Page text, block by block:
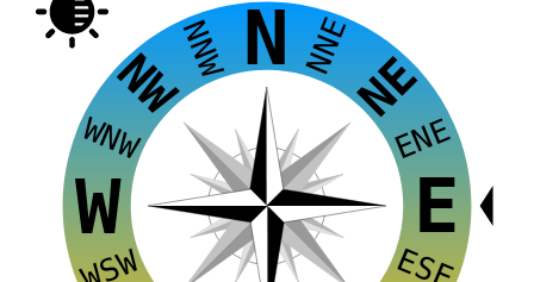
E
W
N
NW NE
NNE
ENE
ESE
WSW
WNW
NNW